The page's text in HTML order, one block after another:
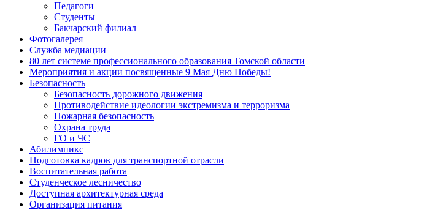
Педагоги
Студенты
Бакчарский филиал
Фотогалерея
Служба медиации
80 лет системе профессионального образования Томской области
Мероприятия и акции посвященные 9 Мая Дню Победы!
Безопасность
Безопасность дорожного движения
Противодействие идеологии экстремизма и терроризма
Пожарная безопасность
Охрана труда
ГО и ЧС
Абилимпикс
Подготовка кадров для транспортной отрасли
Воспитательная работа
Студенческое лесничество
Доступная архитектурная среда
Организация питания